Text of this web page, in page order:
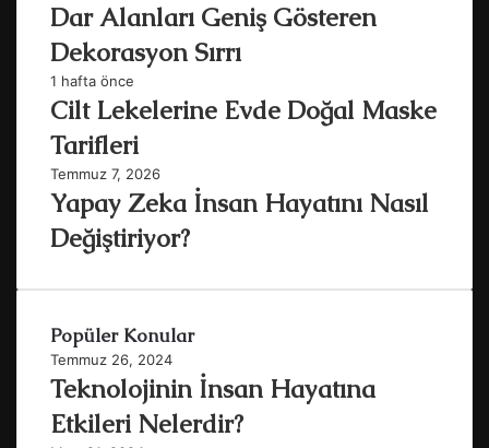
Dar Alanları Geniş Gösteren
Dekorasyon Sırrı
1 hafta önce
Cilt Lekelerine Evde Doğal Maske
Tarifleri
Temmuz 7, 2026
Yapay Zeka İnsan Hayatını Nasıl
Değiştiriyor?
Popüler Konular
Temmuz 26, 2024
Teknolojinin İnsan Hayatına
Etkileri Nelerdir?